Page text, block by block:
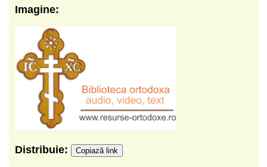
Imagine:
Distribuie: Copiază link